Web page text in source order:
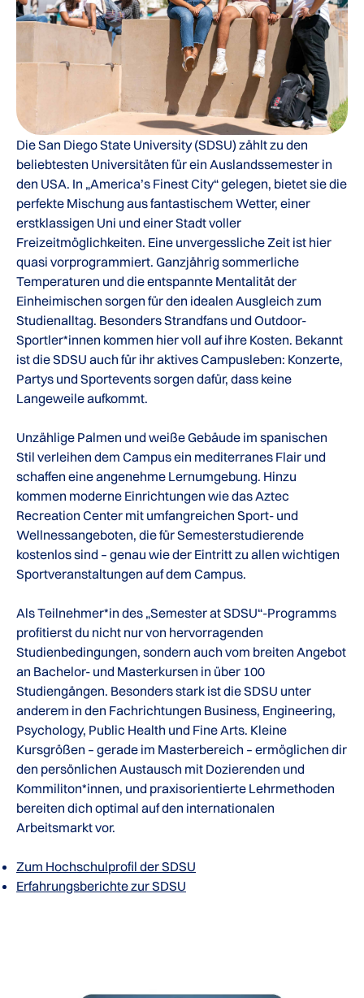
Die San Diego State University (SDSU) zählt zu den
beliebtesten Universitäten für ein Auslandssemester in
den USA. In „America’s Finest City“ gelegen, bietet sie die
perfekte Mischung aus fantastischem Wetter, einer
erstklassigen Uni und einer Stadt voller
Freizeitmöglichkeiten. Eine unvergessliche Zeit ist hier
quasi vorprogrammiert. Ganzjährig sommerliche
Temperaturen und die entspannte Mentalität der
Einheimischen sorgen für den idealen Ausgleich zum
Studienalltag. Besonders Strandfans und Outdoor-
Sportler*innen kommen hier voll auf ihre Kosten. Bekannt
ist die SDSU auch für ihr aktives Campusleben: Konzerte,
Partys und Sportevents sorgen dafür, dass keine
Langeweile aufkommt.
Unzählige Palmen und weiße Gebäude im spanischen
Stil verleihen dem Campus ein mediterranes Flair und
schaffen eine angenehme Lernumgebung. Hinzu
kommen moderne Einrichtungen wie das Aztec
Recreation Center mit umfangreichen Sport- und
Wellnessangeboten, die für Semesterstudierende
kostenlos sind – genau wie der Eintritt zu allen wichtigen
Sportveranstaltungen auf dem Campus.
Als Teilnehmer*in des „Semester at SDSU“-Programms
profitierst du nicht nur von hervorragenden
Studienbedingungen, sondern auch vom breiten Angebot
an Bachelor- und Masterkursen in über 100
Studiengängen. Besonders stark ist die SDSU unter
anderem in den Fachrichtungen Business, Engineering,
Psychology, Public Health und Fine Arts. Kleine
Kursgrößen – gerade im Masterbereich – ermöglichen dir
den persönlichen Austausch mit Dozierenden und
Kommiliton*innen, und praxisorientierte Lehrmethoden
bereiten dich optimal auf den internationalen
Arbeitsmarkt vor.
Zum Hochschulprofil der SDSU
Erfahrungsberichte zur SDSU